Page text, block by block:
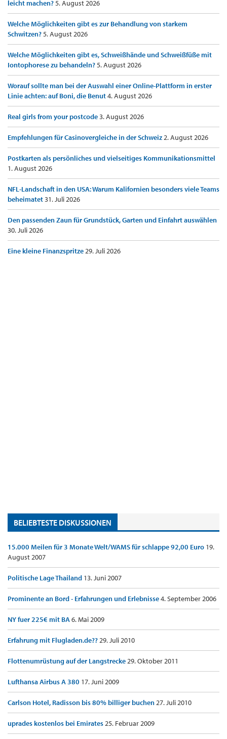
leicht machen?5. August 2026
Welche Möglichkeiten gibt es zur Behandlung von starkem
Schwitzen?5. August 2026
Welche Möglichkeiten gibt es, Schweißhände und Schweißfüße mit
Iontophorese zu behandeln?5. August 2026
Worauf sollte man bei der Auswahl einer Online-Plattform in erster
Linie achten: auf Boni, die Benut4. August 2026
Real girls from your postcode3. August 2026
Empfehlungen für Casinovergleiche in der Schweiz2. August 2026
Postkarten als persönliches und vielseitiges Kommunikationsmittel
1. August 2026
NFL-Landschaft in den USA: Warum Kalifornien besonders viele Teams
beheimatet31. Juli 2026
Den passenden Zaun für Grundstück, Garten und Einfahrt auswählen
30. Juli 2026
Eine kleine Finanzspritze29. Juli 2026
BELIEBTESTE DISKUSSIONEN
15.000 Meilen für 3 Monate Welt/WAMS für schlappe 92,00 Euro 19.
August 2007
Politische Lage Thailand 13. Juni 2007
Prominente an Bord - Erfahrungen und Erlebnisse4. September 2006
NY fuer 225€ mit BA6. Mai 2009
Erfahrung mit Flugladen.de??29. Juli 2010
Flottenumrüstung auf der Langstrecke29. Oktober 2011
Lufthansa Airbus A 380 17. Juni 2009
Carlson Hotel, Radisson bis 80% billiger buchen27. Juli 2010
uprades kostenlos bei Emirates25. Februar 2009